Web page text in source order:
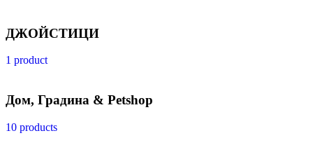
ДЖОЙСТИЦИ
1 product
Дом, Градина & Petshop
10 products